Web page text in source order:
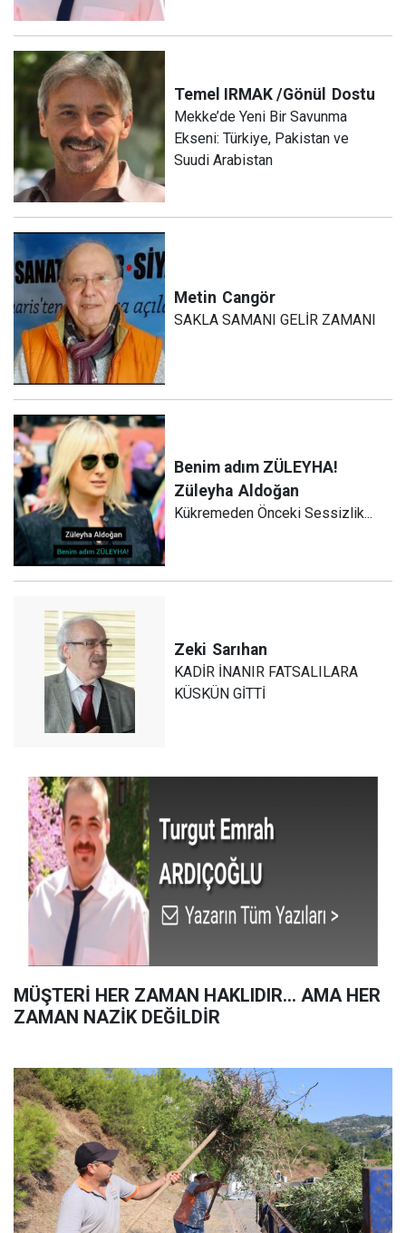
Temel IRMAK /Gönül Dostu
Mekke’de Yeni Bir Savunma
Ekseni: Türkiye, Pakistan ve
Suudi Arabistan
Metin Cangör
SAKLA SAMANI GELİR ZAMANI
Benim adım ZÜLEYHA!
Züleyha Aldoğan
Kükremeden Önceki Sessizlik...
Zeki Sarıhan
KADİR İNANIR FATSALILARA
KÜSKÜN GİTTİ
MÜŞTERİ HER ZAMAN HAKLIDIR… AMA HER
ZAMAN NAZİK DEĞİLDİR